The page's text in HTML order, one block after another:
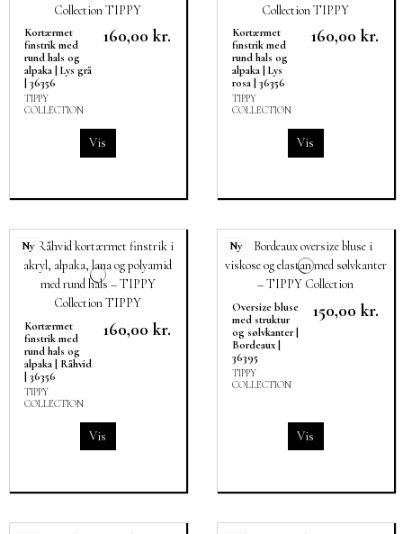
Kortærmet
finstrik med
rund hals og
alpaka | Lys grå
| 36356
TIPPY
COLLECTION
160,00 kr.
Vis
Kortærmet
finstrik med
rund hals og
alpaka | Lys
rosa | 36356
TIPPY
COLLECTION
160,00 kr.
Vis
Ny
Kortærmet
finstrik med
rund hals og
alpaka | Råhvid
| 36356
TIPPY
COLLECTION
160,00 kr.
Vis
Ny
Oversize bluse
med struktur
og sølvkanter |
Bordeaux |
36395
TIPPY
COLLECTION
150,00 kr.
Vis